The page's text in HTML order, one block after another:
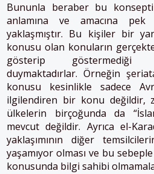
Bununla beraber bu
anlamına ve amacına pek
yaklaşmıştır. Bu kişiler bir
konusu olan konuların
gösterip göstermediği
duymaktadırlar. Örneğin
konusu kesinlikle sadece
ilgilendiren bir konu değildir,
ülkelerin birçoğunda da
mevcut değildir. Ayrıca el-
yaklaşımının diğer
yaşamıyor olması ve bu
konusunda bilgi sahibi